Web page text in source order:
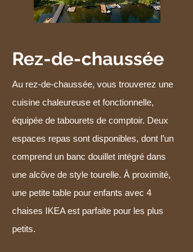
Rez-de-chaussée
Au rez-de-chaussée, vous trouverez une
cuisine chaleureuse et fonctionnelle,
équipée de tabourets de comptoir. Deux
espaces repas sont disponibles, dont l’un
comprend un banc douillet intégré dans
une alcôve de style tourelle. À proximité,
une petite table pour enfants avec 4
chaises IKEA est parfaite pour les plus
petits.